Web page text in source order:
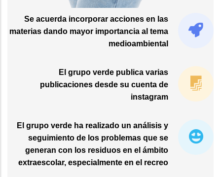
Se acuerda incorporar acciones en las
materias dando mayor importancia al tema
medioambiental
El grupo verde publica varias
publicaciones desde su cuenta de
instagram
El grupo verde ha realizado un análisis y
seguimiento de los problemas que se
generan con los residuos en el ámbito
extraescolar, especialmente en el recreo